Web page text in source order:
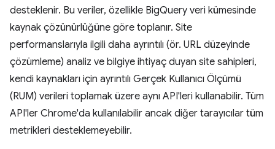
desteklenir. Bu veriler, özellikle BigQuery veri kümesinde
kaynak çözünürlüğüne göre toplanır. Site
performanslarıyla ilgili daha ayrıntılı (ör. URL düzeyinde
çözümleme) analiz ve bilgiye ihtiyaç duyan site sahipleri,
kendi kaynakları için ayrıntılı Gerçek Kullanıcı Ölçümü
(RUM) verileri toplamak üzere aynı API'leri kullanabilir. Tüm
API'ler Chrome'da kullanılabilir ancak diğer tarayıcılar tüm
metrikleri desteklemeyebilir.